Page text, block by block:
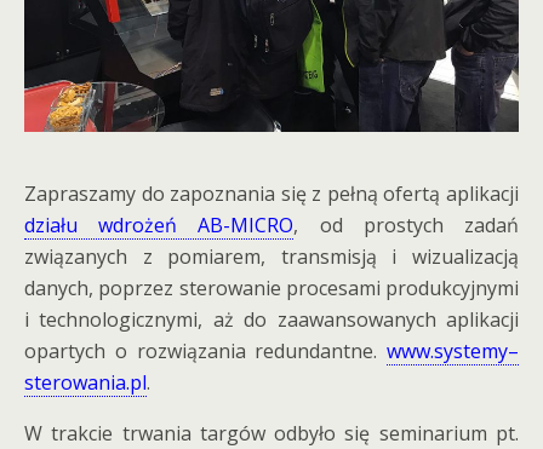
Zapraszamy do zapoznania się z pełną ofertą aplikacji
działu wdrożeń AB-MICRO, od prostych zadań
związanych z pomiarem, transmisją i wizualizacją
danych, poprzez sterowanie procesami produkcyjnymi
i technologicznymi, aż do zaawansowanych aplikacji
opartych o rozwiązania redundantne. www.systemy–
sterowania.pl.
W trakcie trwania targów odbyło się seminarium pt.